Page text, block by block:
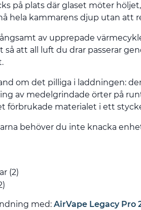
på plats där glaset möter
hela kammarens djup utan att
av upprepade
så att all luft du drar passerar
om det pilliga i laddningen:
av medelgrindade örter på
förbrukade materialet i ett
behöver du inte knacka
(2)
med: AirVape Legacy Pro